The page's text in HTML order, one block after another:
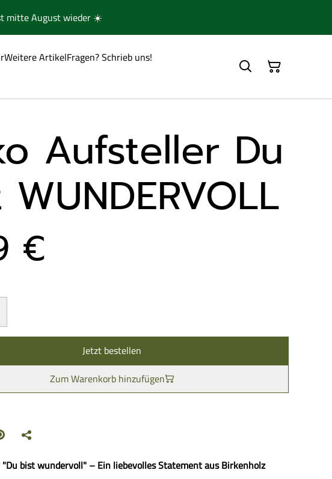
mitte August wieder ☀️
Weitere ArtikelFragen? Schrieb uns!
Aufsteller Du
€
Jetzt bestellen
Zum Warenkorb hinzufügen
bist wundervoll" – Ein liebevolles Statement aus Birkenholz